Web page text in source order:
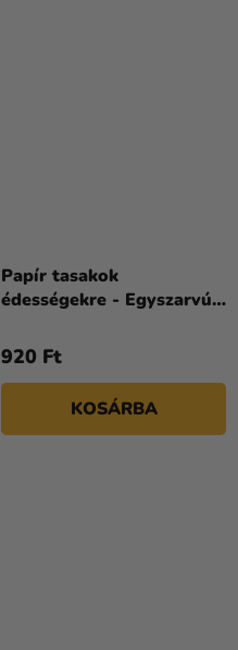
Papír tasakok
édességekre - Egyszarvú
920 Ft
KOSÁRBA